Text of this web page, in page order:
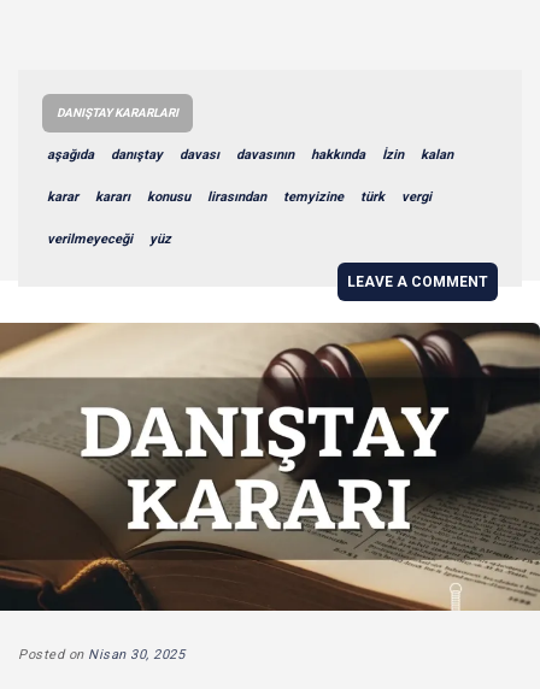
DANIŞTAY KARARLARI
aşağıda danıştay davası davasının hakkında İzin kalan
karar kararı konusu lirasından temyizine türk vergi
verilmeyeceği yüz
LEAVE A COMMENT
Posted on Nisan 30, 2025